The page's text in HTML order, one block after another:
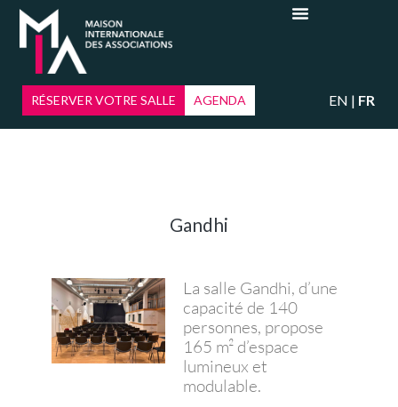
RÉSERVER VOTRE SALLE AGENDA EN FR
Gandhi
La salle Gandhi, d’une
capacité de 140
personnes, propose
165 m² d’espace
lumineux et
modulable.